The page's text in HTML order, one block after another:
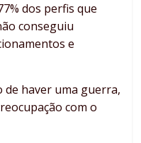
dos perfis que
conseguiu
e
de haver uma guerra,
com o